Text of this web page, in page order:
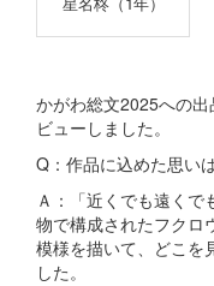
かがわ総文2025への
ビューしました。
Q：作品に込めた思い
Ａ：「近くでも遠くで
物で構成されたフクロ
模様を描いて、どこを
した。